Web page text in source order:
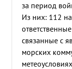
за период
Из них: 112
связанные с
морских